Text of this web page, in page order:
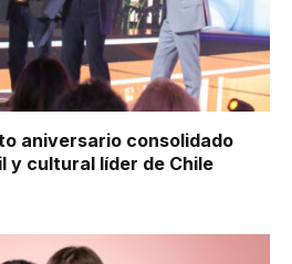
aniversario consolidado
y cultural líder de Chile